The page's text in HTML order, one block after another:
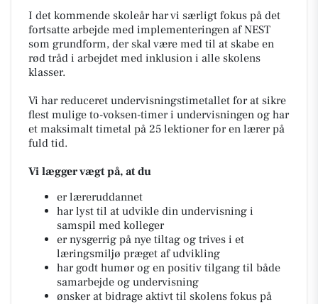
I det kommende skoleår har vi særligt fokus på det
fortsatte arbejde med implementeringen af NEST
som grundform, der skal være med til at skabe en
rød tråd i arbejdet med inklusion i alle skolens
klasser.
Vi har reduceret undervisningstimetallet for at sikre
flest mulige to-voksen-timer i undervisningen og har
et maksimalt timetal på 25 lektioner for en lærer på
fuld tid.
Vi lægger vægt på, at du
er læreruddannet
har lyst til at udvikle din undervisning i
samspil med kolleger
er nysgerrig på nye tiltag og trives i et
læringsmiljø præget af udvikling
har godt humør og en positiv tilgang til både
samarbejde og undervisning
ønsker at bidrage aktivt til skolens fokus på